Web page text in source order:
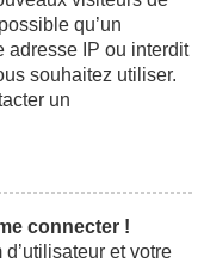
qu’un
adresse IP ou interdit
souhaitez utiliser.
un
connecter !
et votre